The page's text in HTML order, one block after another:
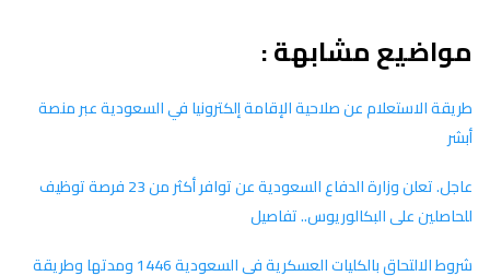
مواضيع مشابهة :
طريقة الاستعلام عن صلاحية الإقامة إلكترونيا في السعودية عبر منصة
أبشر
عاجل. تعلن وزارة الدفاع السعودية عن توافر أكثر من 23 فرصة توظيف
للحاصلين على البكالوريوس.. تفاصيل
شروط الالتحاق بالكليات العسكرية في السعودية 1446 ومدتها وطريقة